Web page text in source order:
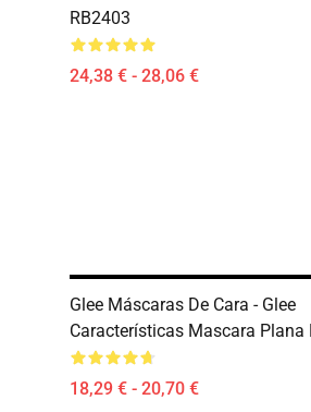
RB2403
24,38 € - 28,06 €
Glee Máscaras De Cara - Glee
Características Mascara Plana
18,29 € - 20,70 €